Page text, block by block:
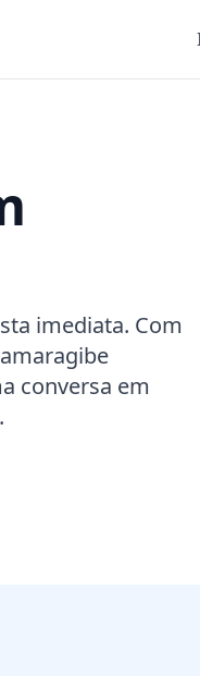
imediata. Com
conversa em